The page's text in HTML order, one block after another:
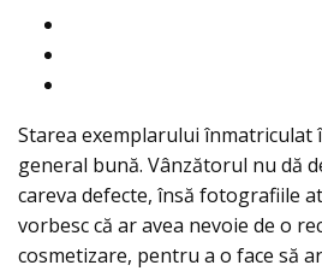
Starea exemplarului înmatriculat
general bună. Vânzătorul nu dă
careva defecte, însă fotografiile
vorbesc că ar avea nevoie de o
cosmetizare, pentru a o face să